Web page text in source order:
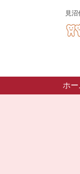
見
ホー